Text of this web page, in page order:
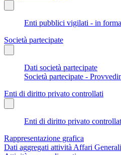
Enti pubblici vigilati - in
Società partecipate
Dati società partecipate
Società partecipate -
Enti di diritto privato controllati
Enti di diritto privato
Rappresentazione grafica
Dati aggregati attività Affari Generali